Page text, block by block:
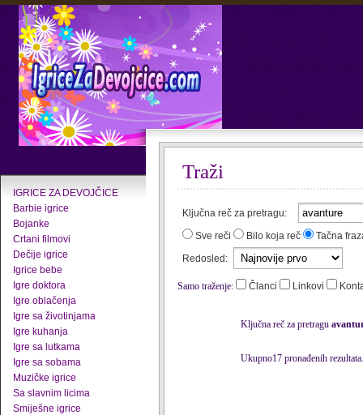
IGRICE ZA DEVOJČICE
Barbie igrice
Bojanke
Crtani filmovi
Dečije igrice
Igrice bebe
Igre doktora
Igre oblačenja
Igre sa životinjama
Igre kuhanja
Igre sa lutkama
Igre sa sobama
Muzičke igrice
Sa slavnim licima
Smiješne igrice
Traži
Ključna reč za pretragu:
Sve reči
Bilo koja reč
Tačna
Redosled:
Samo traženje: Članci Linkovi
Ključna reč za pretragu
Ukupno17 pronađenih rezultata.